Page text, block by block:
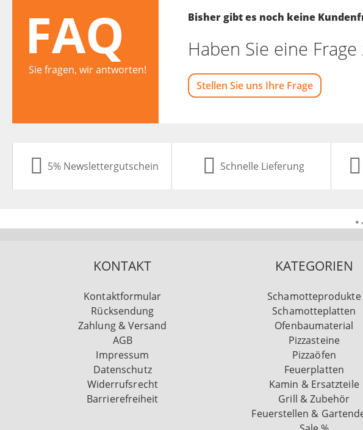
FAQ
Sie fragen, wir antworten!
Bisher gibt es noch keine
Haben Sie eine
Stellen Sie uns Ihre Frage
5% Newslettergutschein Schnelle Lieferung
*
KONTAKT
Kontaktformular
Rücksendung
Zahlung & Versand
AGB
Impressum
Datenschutz
Widerrufsrecht
Barrierefreiheit
KATEGORIEN
Schamotteprodukte
Schamotteplatten
Ofenbaumaterial
Pizzasteine
Pizzaöfen
Feuerplatten
Kamin & Ersatzteile
Grill & Zubehör
Feuerstellen &